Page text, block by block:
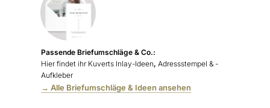
Passende Briefumschläge & Co.:
Hier findet ihr Kuverts Inlay-Ideen, Adressstempel & -
Aufkleber
→ Alle Briefumschläge & Ideen ansehen